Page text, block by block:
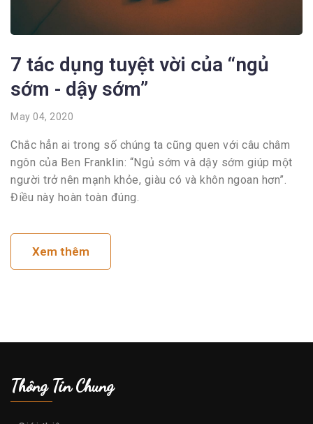
7 tác dụng tuyệt vời của “ngủ
sớm - dậy sớm”
May 04, 2020
Chắc hẳn ai trong số chúng ta cũng quen với câu châm
ngôn của Ben Franklin: “Ngủ sớm và dậy sớm giúp một
người trở nên mạnh khỏe, giàu có và khôn ngoan hơn”.
Điều này hoàn toàn đúng.
Xem thêm
Thông Tin Chung